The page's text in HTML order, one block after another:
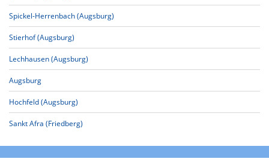
Spickel-Herrenbach (Augsburg)
Stierhof (Augsburg)
Lechhausen (Augsburg)
Augsburg
Hochfeld (Augsburg)
Sankt Afra (Friedberg)